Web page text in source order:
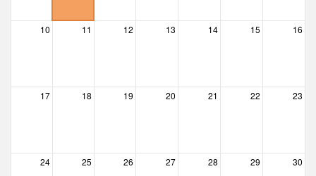
Délegyháza
Dunabogdány
10 11 12 13 14 15 16
17 18 19 20 21 22 23
24 25 26 27 28 29 30